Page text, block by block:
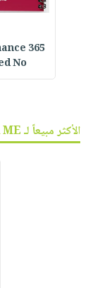
No
الأكثر مبيعاً لـ REMEMBER ME :